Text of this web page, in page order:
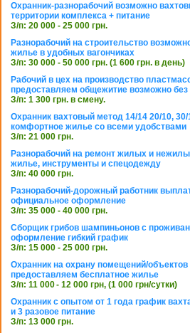
Охранник-разнорабочий возможно
территории комплекса + питание
З/п: 20 000 - 25 000 грн.
Разнорабочий на строительство
жилье в удобных вагончиках
З/п: 30 000 - 50 000 грн. (1 600 грн. в день)
Рабочий в цех на производство
предоставляем общежитие возможно
З/п: 1 300 грн. в смену.
Охранник вахтовый метод 14/14 20/10,
комфортное жилье со всеми удобствами
З/п: 21 000 грн.
Разнорабочий на ремонт жилых и
жилье, инструменты и спецодежду
З/п: 40 000 грн.
Разнорабочий-дорожный работник
официальное оформление
З/п: 35 000 - 40 000 грн.
Сборщик грибов шампиньонов с
оформление гибкий график
З/п: 15 000 - 25 000 грн.
Охранник на охрану помещений/
предоставляем бесплатное жилье
З/п: 11 000 - 12 000 грн, (1 000 грн/сутки)
Охранник с опытом от 1 года график
и 3 разовое питание
З/п: 13 000 грн.